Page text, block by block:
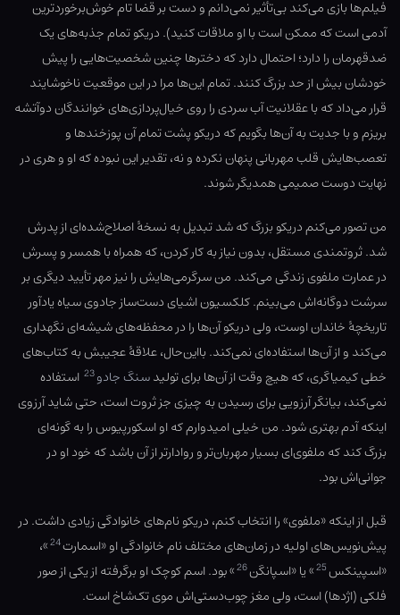
فیلم‌ها بازی می‌کند بی‌تأثیر نمی‌دانم و دست بر قضا تام خوش‌برخوردترین
آدمی است که ممکن است با او ملاقات کنید). دریکو تمام جذبه‌های یک
ضدقهرمان را دارد؛ احتمال دارد که دخترها چنین شخصیت‌هایی را پیش
خودشان بیش از حد بزرگ کنند. تمام این‌ها مرا در این موقعیت ناخوشایند
قرار می‌داد که با عقلانیت آب سردی را روی خیال‌پردازی‌های خوانندگان دوآتشه
بریزم و با جدیت به آن‌ها بگویم که دریکو پشت تمام آن پوزخند‌ها و
تعصب‌هایش قلب مهربانی پنهان نکرده و نه، تقدیر این نبوده که او و هری در
نهایت دوست صمیمی همدیگر شوند.
من تصور می‌کنم دریکو بزرگ که شد تبدیل به نسخهٔ اصلاح‌‌شده‌ای از پدرش
شد. ثروتمندی مستقل، بدون نیاز به کار کردن، که همراه با همسر و پسرش
در عمارت ملفوی زندگی می‌کند. من سرگرمی‌هایش را نیز مهر تأیید دیگری بر
سرشت دوگانه‌اش می‌بینم. کلکسیون اشیای دست‌ساز جادوی سیاه یادآور
تاریخچهٔ خاندان اوست، ولی دریکو آن‌ها را در محفظه‌های شیشه‌ای نگهداری
می‌کند و از آن‌ها استفاده‌ای نمی‌کند. بااین‌حال، علاقهٔ عجیبش به کتاب‌های
خطی کیمیاگری، که هیچ‌ وقت از آن‌ها برای تولیدسنگ جادو 23 استفاده
نمی‌کند، بیانگر آرزویی برای رسیدن به چیزی جز ثروت است، حتی شاید آرزوی
اینکه آدم بهتری شود. من خیلی امیدوارم که او اسکورپیوس را به گونه‌ای
بزرگ کند که ملفوی‌ای بسیار مهربان‌تر و روادارتر از آن باشد که خود او در
جوانی‌اش بود.
قبل از اینکه «ملفوی» را انتخاب کنم، دریکو نام‌های خانوادگی زیادی داشت. در
پیش‌نویس‌های اولیه در زمان‌های مختلف نام خانوادگی او «اسمارت24 »،
«اسپینکس
» یا «اسپانگن
» بود. اسم کوچک او برگرفته از یکی از صور
فلکی (اژدها) است، ولی مغز چوب‌دستی‌اش موی تک‌شاخ است.